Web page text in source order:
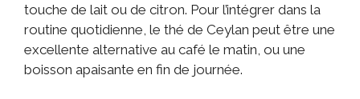
touche de lait ou de citron. Pour l’intégrer dans la
routine quotidienne, le thé de Ceylan peut être une
excellente alternative au café le matin, ou une
boisson apaisante en fin de journée.